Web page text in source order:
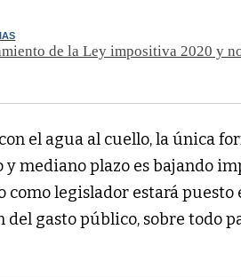
de la Ley impositiva 2020 y
el agua al cuello, la única
mediano plazo es bajando
como legislador estará puesto
gasto público, sobre todo